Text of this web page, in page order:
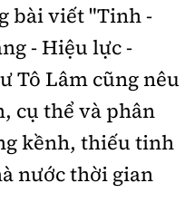
bài viết "Tinh -
- Hiệu lực -
Tô Lâm cũng nêu
cụ thể và phân
kềnh, thiếu tinh
nước thời gian